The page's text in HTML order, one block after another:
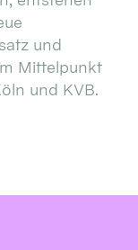
und
Mittelpunkt
und KVB.